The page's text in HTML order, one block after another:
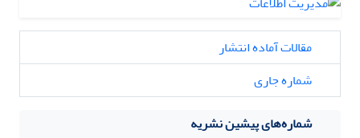
مقالات آماده انتشار
شماره جاری
شماره‌های پیشین نشریه